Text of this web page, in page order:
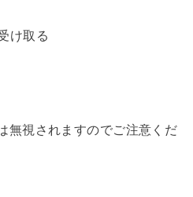
け取る
無視されますのでご注意くだ